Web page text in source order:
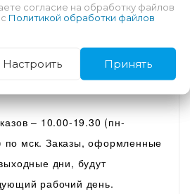
10-60 минут в рабочее
инструкциям менеджера при
– 10.00-19.30 (пн-
по мск. Заказы, оформленные
дни, будут
рабочий день.
согласие на обработку файлов
Политикой обработки файлов
Настроить Принять